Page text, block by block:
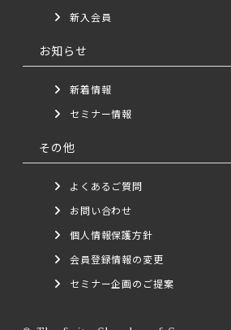
新入会員
お知らせ
新着情報
セミナー情報
その他
よくあるご質問
お問い合わせ
個人情報保護方針
会員登録情報の変更
セミナー企画のご提案